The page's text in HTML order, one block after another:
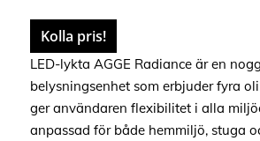
Kolla pris!
LED-lykta AGGE Radiance är en
belysningsenhet som erbjuder fyra
ger användaren flexibilitet i alla
anpassad för både hemmiljö, stuga